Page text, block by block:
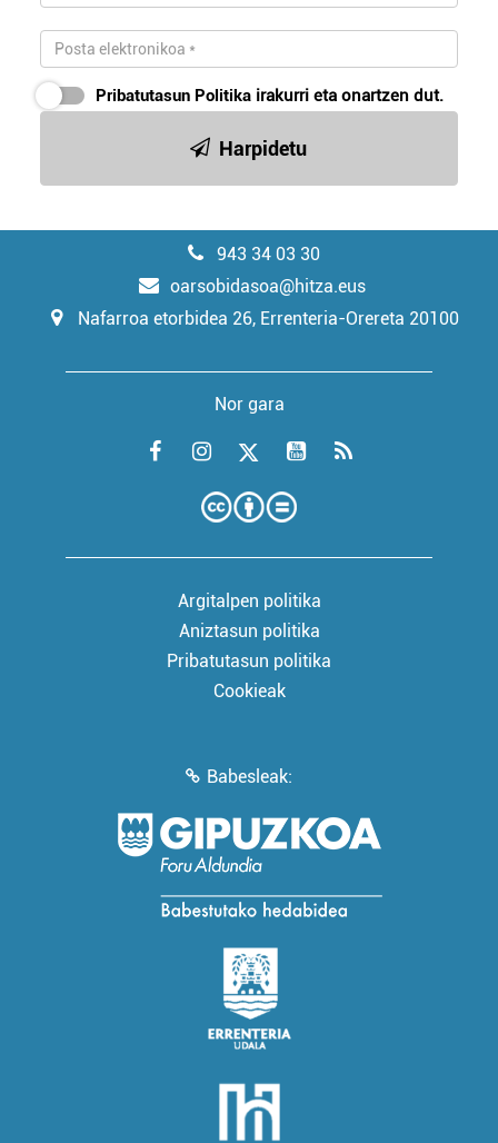
Pribatutasun Politika irakurri eta onartzen dut.
Harpidetu
943 34 03 30
oarsobidasoa@hitza.eus
Nafarroa etorbidea 26, Errenteria-Orereta 20100
Nor gara
Argitalpen politika
Aniztasun politika
Pribatutasun politika
Cookieak
Babesleak: